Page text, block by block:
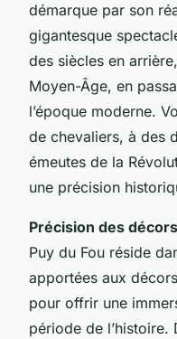
démarque par son
gigantesque
des siècles en
Moyen-Âge, en
l’époque moderne.
de chevaliers, à des
émeutes de la
une précision
Précision des
Puy du Fou réside
apportées aux
pour offrir une
période de